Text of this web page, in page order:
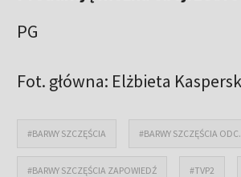
PG
Fot. główna: Elżbieta
#BARWY SZCZĘŚCIA #BARWY SZCZĘŚCIA
#BARWY SZCZĘŚCIA ZAPOWIEDŹ #TVP2